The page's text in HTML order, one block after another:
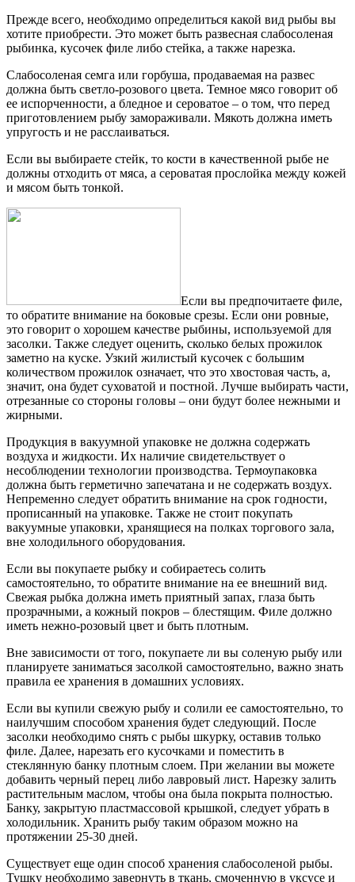
Прежде всего, необходимо определиться какой вид рыбы вы
хотите приобрести. Это может быть развесная слабосоленая
рыбинка, кусочек филе либо стейка, а также нарезка.
Слабосоленая семга или горбуша, продаваемая на развес
должна быть светло-розового цвета. Темное мясо говорит об
ее испорченности, а бледное и сероватое – о том, что перед
приготовлением рыбу замораживали. Мякоть должна иметь
упругость и не расслаиваться.
Если вы выбираете стейк, то кости в качественной рыбе не
должны отходить от мяса, а сероватая прослойка между кожей
и мясом быть тонкой.
Если вы предпочитаете филе,
то обратите внимание на боковые срезы. Если они ровные,
это говорит о хорошем качестве рыбины, используемой для
засолки. Также следует оценить, сколько белых прожилок
заметно на куске. Узкий жилистый кусочек с большим
количеством прожилок означает, что это хвостовая часть, а,
значит, она будет суховатой и постной. Лучше выбирать части,
отрезанные со стороны головы – они будут более нежными и
жирными.
Продукция в вакуумной упаковке не должна содержать
воздуха и жидкости. Их наличие свидетельствует о
несоблюдении технологии производства. Термоупаковка
должна быть герметично запечатана и не содержать воздух.
Непременно следует обратить внимание на срок годности,
прописанный на упаковке. Также не стоит покупать
вакуумные упаковки, хранящиеся на полках торгового зала,
вне холодильного оборудования.
Если вы покупаете рыбку и собираетесь солить
самостоятельно, то обратите внимание на ее внешний вид.
Свежая рыбка должна иметь приятный запах, глаза быть
прозрачными, а кожный покров – блестящим. Филе должно
иметь нежно-розовый цвет и быть плотным.
Вне зависимости от того, покупаете ли вы соленую рыбу или
планируете заниматься засолкой самостоятельно, важно знать
правила ее хранения в домашних условиях.
Если вы купили свежую рыбу и солили ее самостоятельно, то
наилучшим способом хранения будет следующий. После
засолки необходимо снять с рыбы шкурку, оставив только
филе. Далее, нарезать его кусочками и поместить в
стеклянную банку плотным слоем. При желании вы можете
добавить черный перец либо лавровый лист. Нарезку залить
растительным маслом, чтобы она была покрыта полностью.
Банку, закрытую пластмассовой крышкой, следует убрать в
холодильник. Хранить рыбу таким образом можно на
протяжении 25-30 дней.
Существует еще один способ хранения слабосоленой рыбы.
Тушку необходимо завернуть в ткань, смоченную в уксусе и